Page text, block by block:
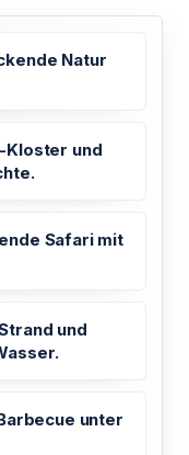
Natur
Kloster und
Safari mit
und
unter